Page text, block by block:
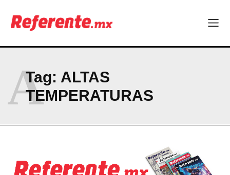
¿Y si el futuro industrial de Chihuahua estuviera en el aire?
partida
Company
CONTACT
NEWSLETTER
Tag: ALTAS
TEMPERATURAS
A